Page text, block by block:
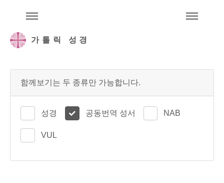
가톨릭 성경
함께보기는 두 종류만 가능합니다.
성경 공동번역 성서 NAB
VUL